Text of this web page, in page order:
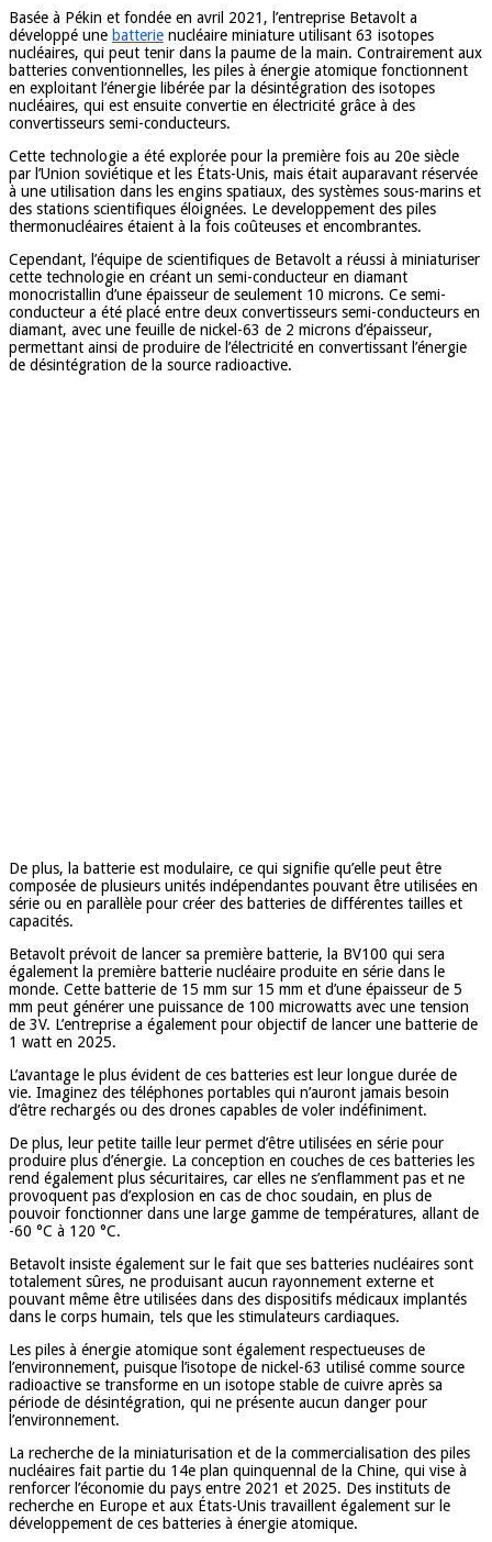
Basée à Pékin et fondée en avril 2021, l’entreprise Betavolt a
développé une batterie nucléaire miniature utilisant 63 isotopes
nucléaires, qui peut tenir dans la paume de la main. Contrairement aux
batteries conventionnelles, les piles à énergie atomique fonctionnent
en exploitant l’énergie libérée par la désintégration des isotopes
nucléaires, qui est ensuite convertie en électricité grâce à des
convertisseurs semi-conducteurs.
Cette technologie a été explorée pour la première fois au 20e siècle
par l’Union soviétique et les États-Unis, mais était auparavant réservée
à une utilisation dans les engins spatiaux, des systèmes sous-marins et
des stations scientifiques éloignées. Le developpement des piles
thermonucléaires étaient à la fois coûteuses et encombrantes.
Cependant, l’équipe de scientifiques de Betavolt a réussi à miniaturiser
cette technologie en créant un semi-conducteur en diamant
monocristallin d’une épaisseur de seulement 10 microns. Ce semi-
conducteur a été placé entre deux convertisseurs semi-conducteurs en
diamant, avec une feuille de nickel-63 de 2 microns d’épaisseur,
permettant ainsi de produire de l’électricité en convertissant l’énergie
de désintégration de la source radioactive.
De plus, la batterie est modulaire, ce qui signifie qu’elle peut être
composée de plusieurs unités indépendantes pouvant être utilisées en
série ou en parallèle pour créer des batteries de différentes tailles et
capacités.
Betavolt prévoit de lancer sa première batterie, la BV100 qui sera
également la première batterie nucléaire produite en série dans le
monde. Cette batterie de 15 mm sur 15 mm et d’une épaisseur de 5
mm peut générer une puissance de 100 microwatts avec une tension
de 3V. L’entreprise a également pour objectif de lancer une batterie de
1 watt en 2025.
L’avantage le plus évident de ces batteries est leur longue durée de
vie. Imaginez des téléphones portables qui n’auront jamais besoin
d’être rechargés ou des drones capables de voler indéfiniment.
De plus, leur petite taille leur permet d’être utilisées en série pour
produire plus d’énergie. La conception en couches de ces batteries les
rend également plus sécuritaires, car elles ne s’enflamment pas et ne
provoquent pas d’explosion en cas de choc soudain, en plus de
pouvoir fonctionner dans une large gamme de températures, allant de
-60 °C à 120 °C.
Betavolt insiste également sur le fait que ses batteries nucléaires sont
totalement sûres, ne produisant aucun rayonnement externe et
pouvant même être utilisées dans des dispositifs médicaux implantés
dans le corps humain, tels que les stimulateurs cardiaques.
Les piles à énergie atomique sont également respectueuses de
l’environnement, puisque l’isotope de nickel-63 utilisé comme source
radioactive se transforme en un isotope stable de cuivre après sa
période de désintégration, qui ne présente aucun danger pour
l’environnement.
La recherche de la miniaturisation et de la commercialisation des piles
nucléaires fait partie du 14e plan quinquennal de la Chine, qui vise à
renforcer l’économie du pays entre 2021 et 2025. Des instituts de
recherche en Europe et aux États-Unis travaillent également sur le
développement de ces batteries à énergie atomique.